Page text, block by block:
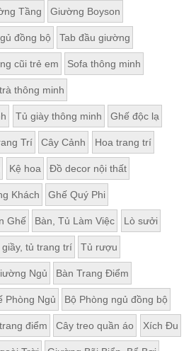
Tầng Giường Boyson
đồng bộ Tab đầu giường
cũi trẻ em Sofa thông minh
thông minh
Tủ giày thông minh Ghế độc lạ
Trí Cây Cảnh Hoa trang trí
Kệ hoa Đồ decor nội thất
Khách Ghế Quý Phi
Ghế Bàn, Tủ Làm Việc Lò sưởi
giầy, tủ trang trí Tủ rượu
Ngủ Bàn Trang Điểm
Phòng Ngủ Bộ Phòng ngủ đồng bộ
điểm Cây treo quần áo Xích Đu